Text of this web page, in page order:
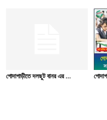
গোদাগাড়ীতে দলছুট বানর এর ...